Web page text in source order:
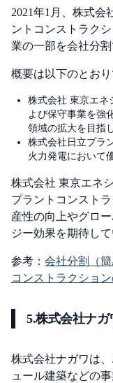
2021年1月、株式会
ントコンストラク
業の一部を会社分割
概要は以下のとおり
株式会社 東京エネ
よび保守事業を強
領域の拡大を目指
株式会社日立プラ
火力発電において
株式会社 東京エネ
プラントコンスト
産性の向上やグロ
ジー効果を期待して
参考： 会社分割（
コンストラクショ
5.株式会社ナガ
株式会社ナガワは
ュール建築などの